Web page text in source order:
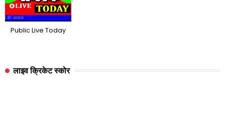
Public Live Today
लाइव क्रिकेट स्कोर